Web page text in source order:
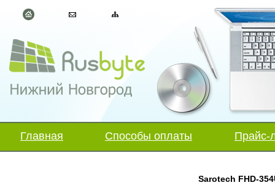
Главная Способы оплаты Прайс-
Sarotech FHD-